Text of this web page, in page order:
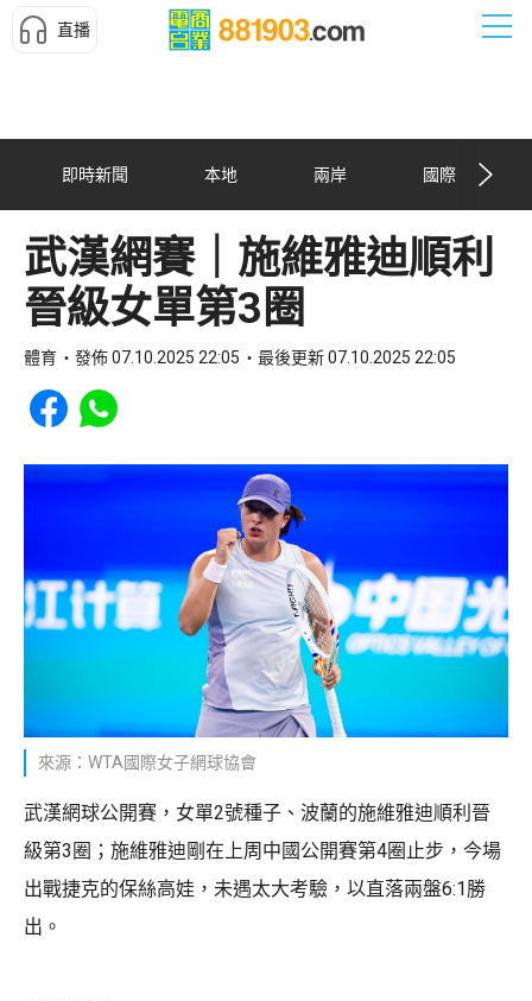
直播
即時新聞 本地 兩岸 國際
武漢網賽｜施維雅迪順利
晉級女單第3圈
體育 發佈 07.10.2025 22:05 最後更新 07.10.2025 22:05
Share to Facebook
Share to WhatsApp
來源：WTA國際女子網球協會
武漢網球公開賽，女單2號種子、波蘭的施維雅迪順利晉
級第3圈；施維雅迪剛在上周中國公開賽第4圈止步，今場
出戰捷克的保絲高娃，未遇太大考驗，以直落兩盤6:1勝
出。